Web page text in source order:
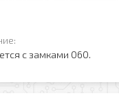
с замками 060.